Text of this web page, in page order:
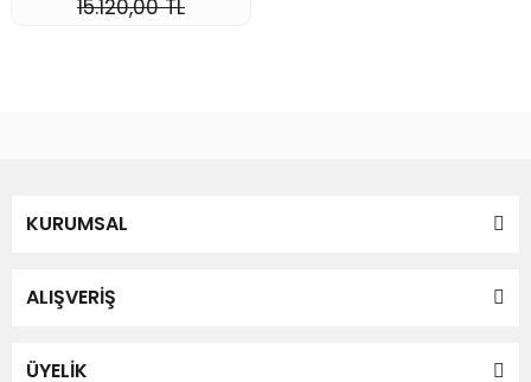
15.120,00 TL
KURUMSAL
ALIŞVERİŞ
ÜYELİK